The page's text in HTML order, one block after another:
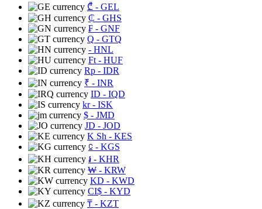
₾ - GEL
₵ - GHS
₣ - GNF
Q - GTQ
- HNL
Ft - HUF
Rp - IDR
₹ - INR
ID - IQD
kr- ISK
$ - JMD
JD - JOD
K Sh - KES
⃀ - KGS
៛ - KHR
₩ - KRW
KD - KWD
CI$ - KYD
₸ - KZT